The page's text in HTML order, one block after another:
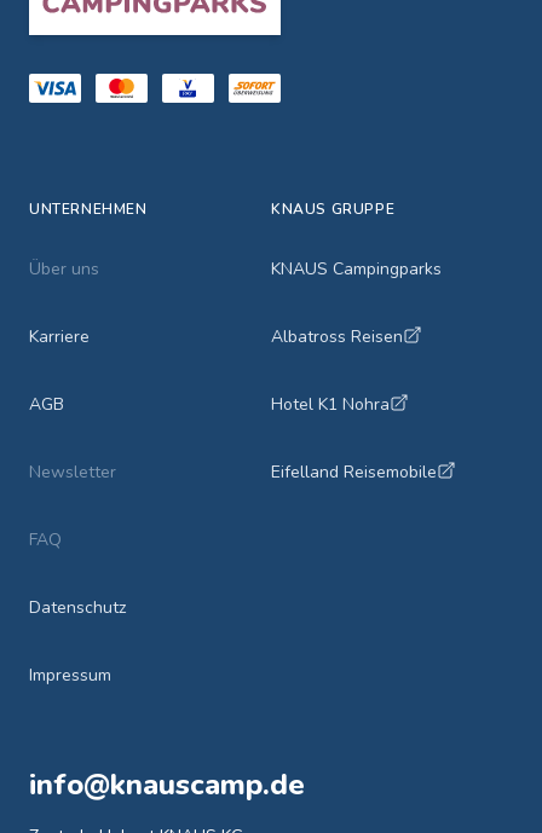
UNTERNEHMEN
Über uns
Karriere
AGB
Newsletter
FAQ
Datenschutz
Impressum
KNAUS GRUPPE
KNAUS Campingparks
Albatross Reisen
Hotel K1 Nohra
Eifelland Reisemobile
info@knauscamp.de